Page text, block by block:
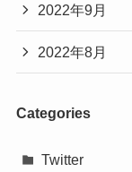
2022年9月
2022年8月
Categories
Twitter